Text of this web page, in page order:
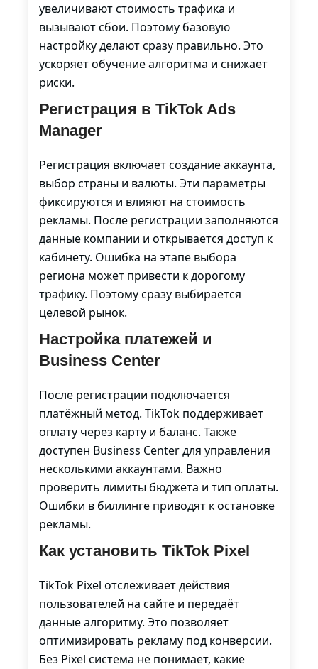
увеличивают стоимость трафика и
вызывают сбои. Поэтому базовую
настройку делают сразу правильно. Это
ускоряет обучение алгоритма и снижает
риски.
Регистрация в TikTok Ads
Manager
Регистрация включает создание аккаунта,
выбор страны и валюты. Эти параметры
фиксируются и влияют на стоимость
рекламы. После регистрации заполняются
данные компании и открывается доступ к
кабинету. Ошибка на этапе выбора
региона может привести к дорогому
трафику. Поэтому сразу выбирается
целевой рынок.
Настройка платежей и
Business Center
После регистрации подключается
платёжный метод. TikTok поддерживает
оплату через карту и баланс. Также
доступен Business Center для управления
несколькими аккаунтами. Важно
проверить лимиты бюджета и тип оплаты.
Ошибки в биллинге приводят к остановке
рекламы.
Как установить TikTok Pixel
TikTok Pixel отслеживает действия
пользователей на сайте и передаёт
данные алгоритму. Это позволяет
оптимизировать рекламу под конверсии.
Без Pixel система не понимает, какие